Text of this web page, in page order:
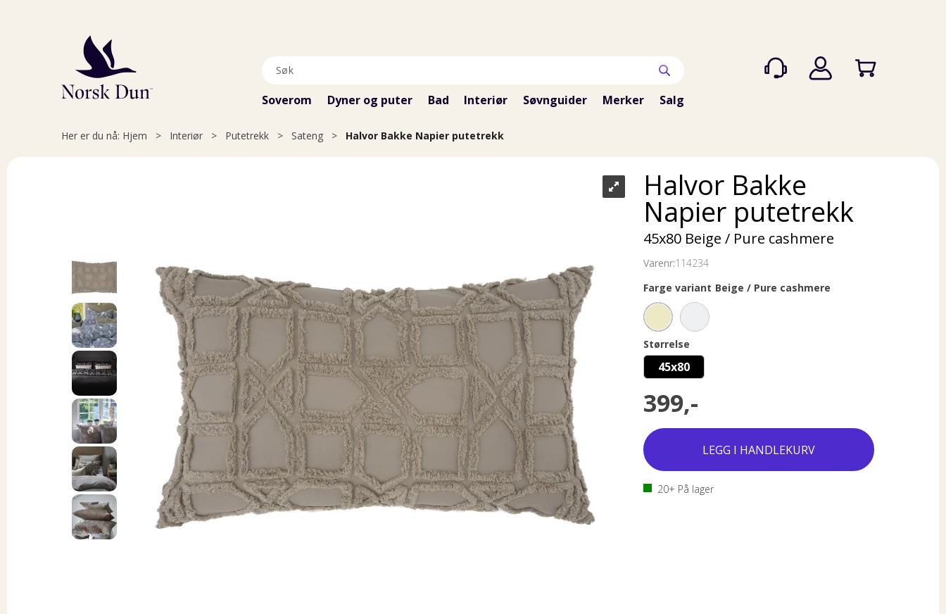
Soverom Dyner og puter Bad Interiør Søvnguider Merker Salg
Her er du nå: Hjem > Interiør > Putetrekk > Sateng > Halvor Bakke Napier putetrekk
Halvor Bakke
Napier putetrekk
45x80 Beige / Pure cashmere
Varenr:114234
Farge variant Beige / Pure cashmere
Størrelse
45x80
399,-
20+ På lager